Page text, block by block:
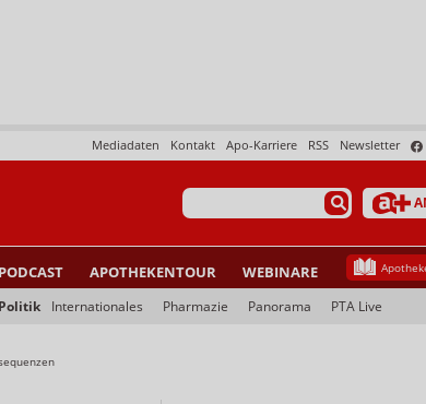
Newsletter
RSS
Apo-Karriere
Kontakt
Mediadaten
PODCAST APOTHEKENTOUR WEBINARE
Politik Internationales Pharmazie Panorama PTA Live